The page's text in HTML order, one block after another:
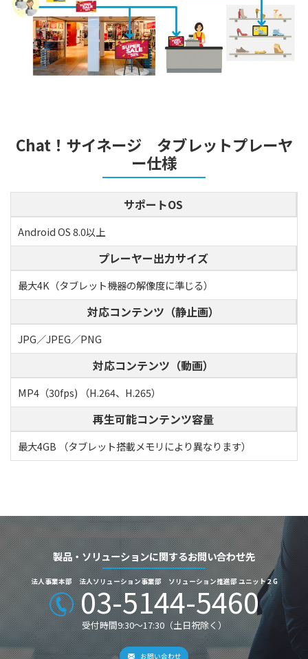
Chat！サイネージ タブレットプレーヤ
ー仕様
サポートOS
Android OS 8.0以上
プレーヤー出力サイズ
最大4K（タブレット機器の解像度に準じる）
対応コンテンツ（静止画）
JPG／JPEG／PNG
対応コンテンツ（動画）
MP4（30fps) （H.264、H.265）
再生可能コンテンツ容量
最大4GB （タブレット搭載メモリにより異なります）
製品・ソリューションに関するお問い合わせ先
法人事業本部 法人ソリューション事業部 ソリューション推進部 ユニット２G
03-5144-5460
受付時間9:30～17:30（土日祝除く）
お問い合わせ